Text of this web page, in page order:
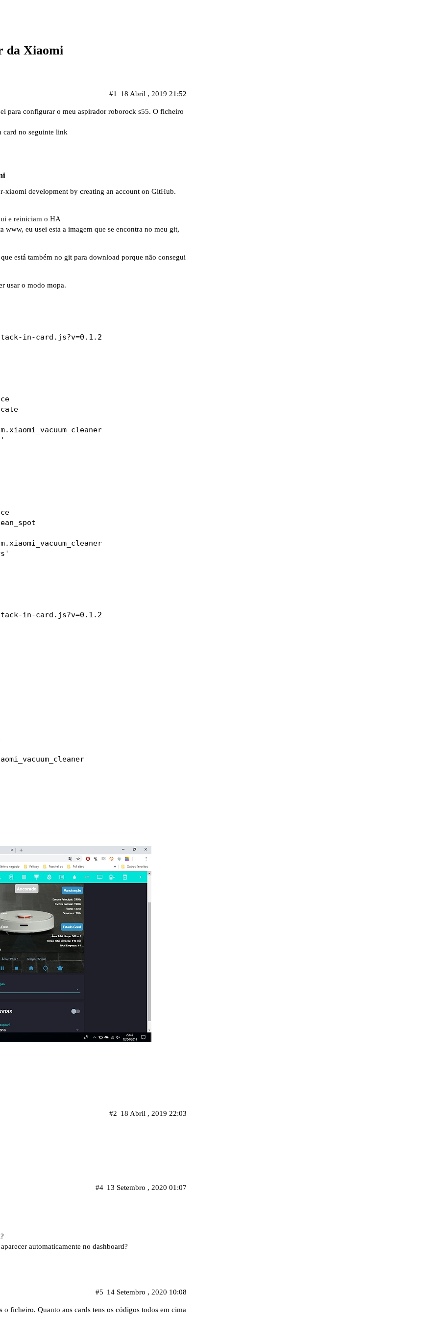
da Xiaomi
18 Abril , 2019 21:52
#1
para configurar o meu aspirador roborock s55. O ficheiro
card no seguinte link
xiaomi development by creating an account on GitHub.
e reiniciam o HA
www, eu usei esta a imagem que se encontra no meu git,
está também no git para download porque não consegui
usar o modo mopa.
18 Abril , 2019 22:03
#2
13 Setembro , 2020 01:07
#4
automaticamente no dashboard?
14 Setembro , 2020 10:08
#5
o ficheiro. Quanto aos cards tens os códigos todos em cima